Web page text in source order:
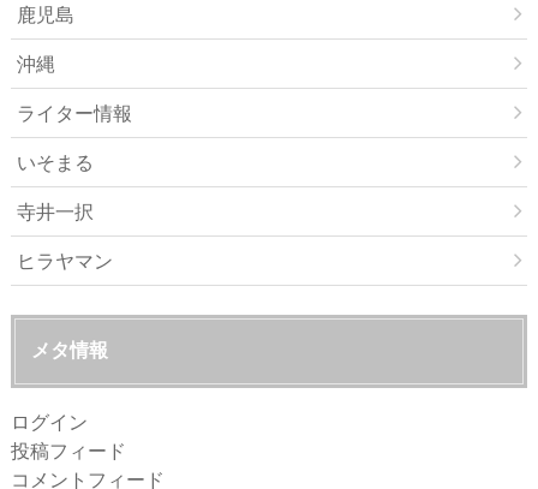
鹿児島
沖縄
ライター情報
いそまる
寺井一択
ヒラヤマン
メタ情報
ログイン
投稿フィード
コメントフィード